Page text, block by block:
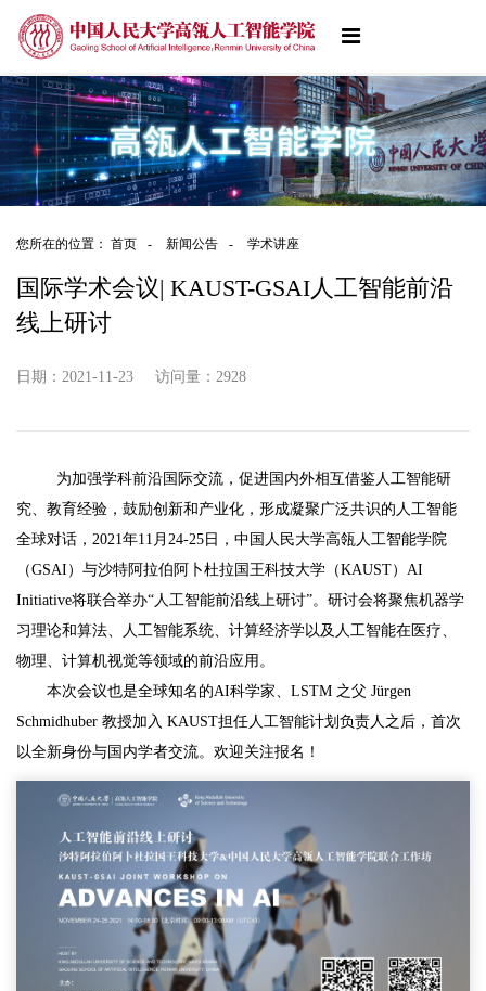
您所在的位置： 首页 - 新闻公告 - 学术讲座
国际学术会议| KAUST-GSAI人工智能前沿
线上研讨
日期：2021-11-23 访问量： 2928
为加强学科前沿国际交流，促进国内外相互借鉴人工智能研
究、教育经验，鼓励创新和产业化，形成凝聚广泛共识的人工智能
全球对话，2021年11月24-25日，中国人民大学高瓴人工智能学院
（GSAI）与沙特阿拉伯阿卜杜拉国王科技大学（KAUST）AI
Initiative将联合举办“人工智能前沿线上研讨”。研讨会将聚焦机器学
习理论和算法、人工智能系统、计算经济学以及人工智能在医疗、
物理、计算机视觉等领域的前沿应用。
本次会议也是全球知名的AI科学家、LSTM 之父 Jürgen
Schmidhuber 教授加入 KAUST担任人工智能计划负责人之后，首次
以全新身份与国内学者交流。欢迎关注报名！